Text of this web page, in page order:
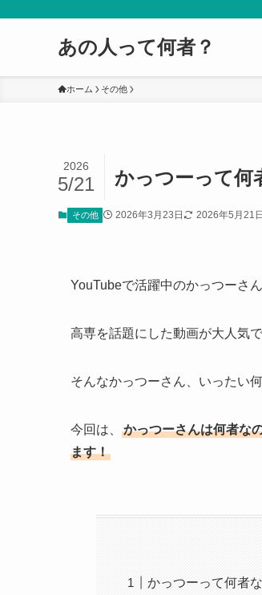
あの人って何者？
ホーム その他
かっつーって何
2026
5/21
その他 2026年3月23日 2026年5月21日
YouTubeで活躍中のかっつーさん
高専を話題にした動画が大人気で
そんなかっつーさん、いったい
今回は、
かっつーさんは何者な
ます！
かっつーって何者